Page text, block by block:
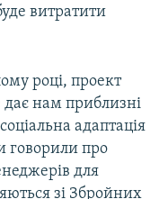
витратити
році, проект
дає нам приблизні
адаптація
говорили про
для
зі Збройних